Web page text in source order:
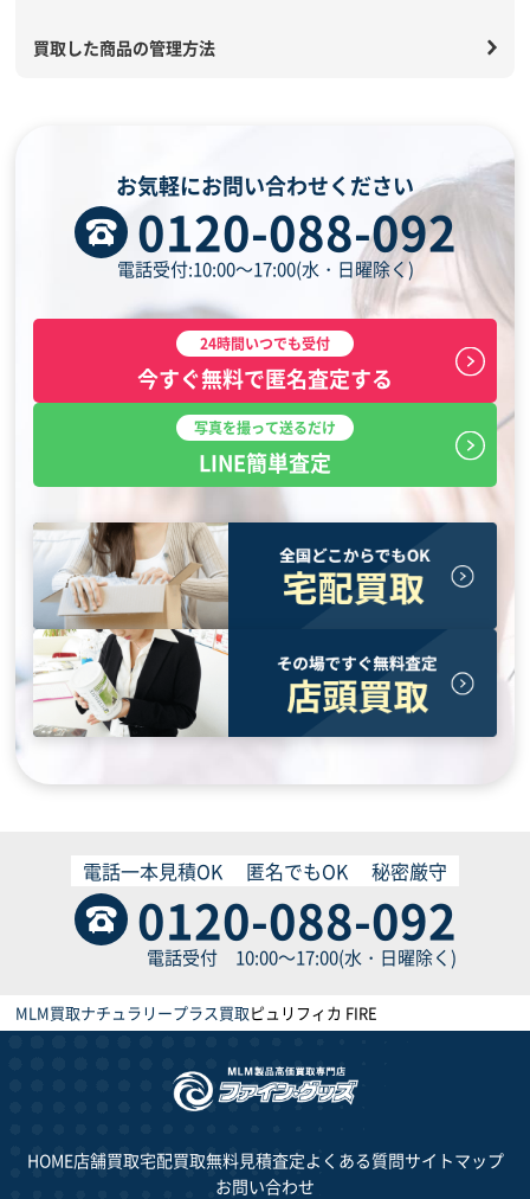
買取した商品の管理方法
お気軽にお問い合わせください
0120-088-092
電話受付:10:00～17:00(水・日曜除く)
24時間いつでも受付
今すぐ無料で匿名査定する
写真を撮って送るだけ
LINE簡単査定
0120-088-092
電話受付 10:00～17:00(水・日曜除く)
電話一本見積OK 匿名でもOK 秘密厳守
MLM買取ナチュラリープラス買取ピュリフィカ FIRE
HOME店舗買取宅配買取無料見積査定よくある質問サイトマップ
お問い合わせ